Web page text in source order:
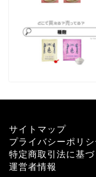
サイトマップ
プライバシーポリシ
特定商取引法に基
運営者情報